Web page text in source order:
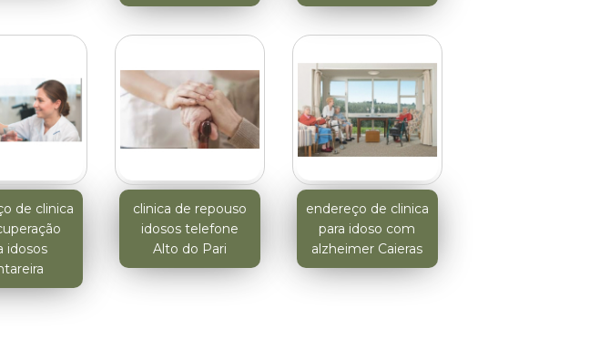
de clinica
idosos
clinica de repouso
idosos telefone
Alto do Pari
endereço de clinica
para idoso com
alzheimer Caieras